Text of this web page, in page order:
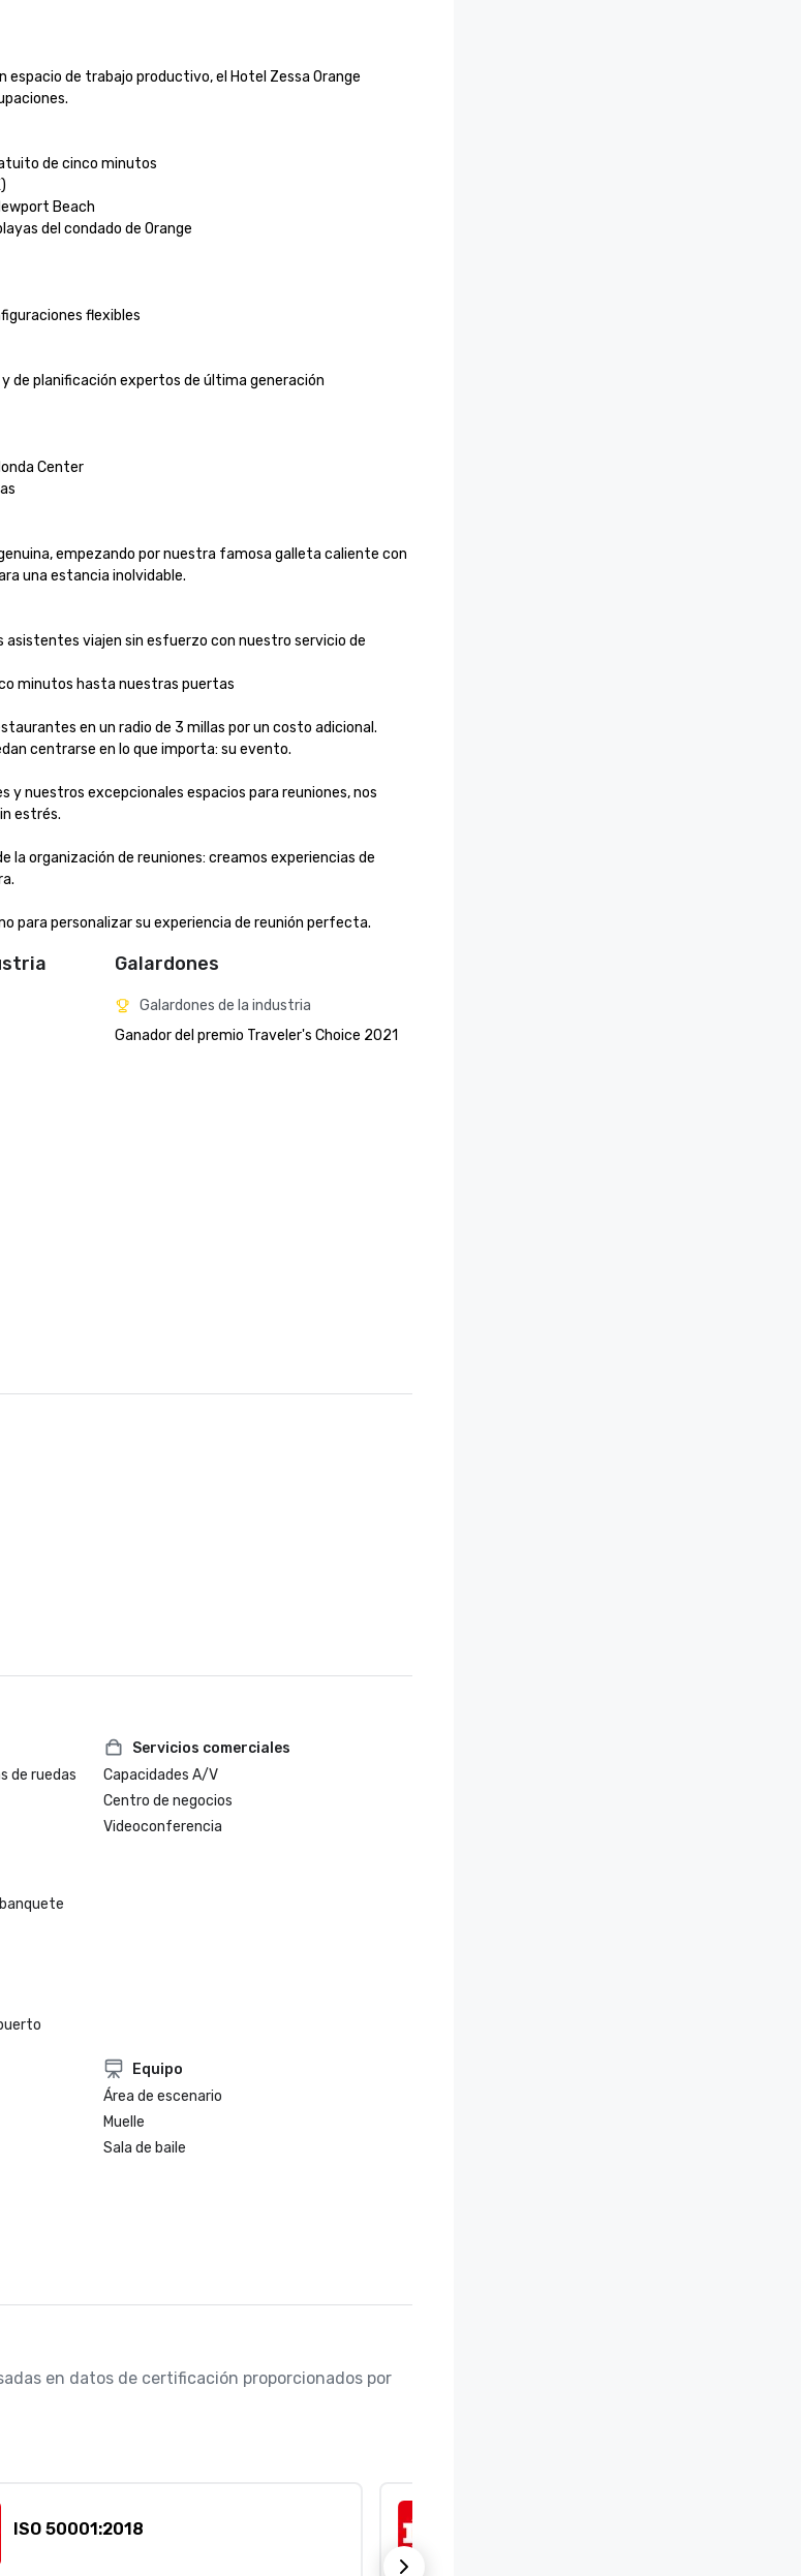
espacio de trabajo productivo, el Hotel Zessa Orange
de cinco minutos
Beach
del condado de Orange
flexibles
de planificación expertos de última generación
Center
empezando por nuestra famosa galleta caliente con
una estancia inolvidable.
asistentes viajen sin esfuerzo con nuestro servicio de
minutos hasta nuestras puertas
en un radio de 3 millas por un costo adicional.
centrarse en lo que importa: su evento.
nuestros excepcionales espacios para reuniones, nos
estrés.
la organización de reuniones: creamos experiencias de
para personalizar su experiencia de reunión perfecta.
Galardones
Galardones de la industria
Ganador del premio Traveler's Choice 2021
de ruedas
Servicios comerciales
Capacidades A/V
Centro de negocios
Videoconferencia
Equipo
Área de escenario
Muelle
Sala de baile
en datos de certificación proporcionados por
ISO 50001:2018